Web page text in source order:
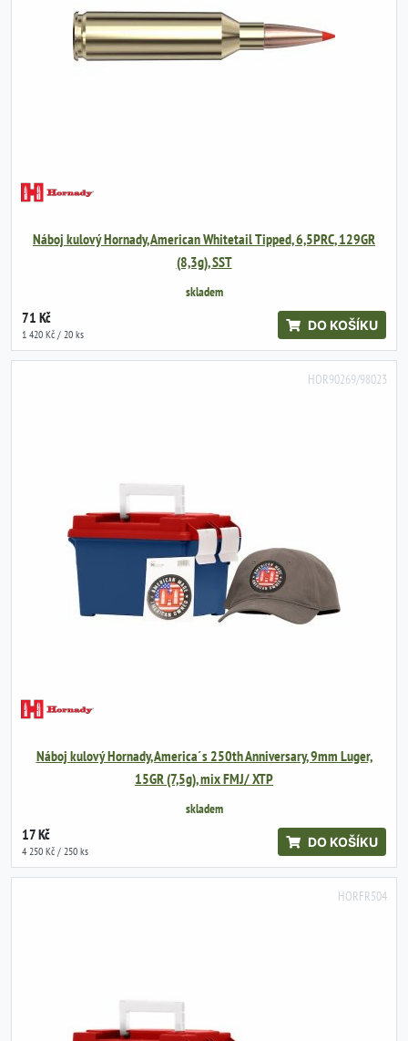
Náboj kulový Hornady, American Whitetail Tipped, 6,5PRC, 129GR
(8,3g), SST
skladem
71 Kč
1 420 Kč / 20 ks
DO KOŠÍKU
HOR90269/98023
Náboj kulový Hornady, America´s 250th Anniversary, 9mm Luger,
15GR (7,5g), mix FMJ/ XTP
skladem
17 Kč
4 250 Kč / 250 ks
DO KOŠÍKU
HORFR504